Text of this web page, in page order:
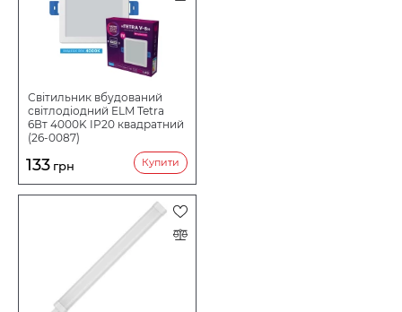
Світильник вбудований
світлодіодний ELM Tetra
6Вт 4000K IP20 квадратний
(26-0087)
133 грн Купити